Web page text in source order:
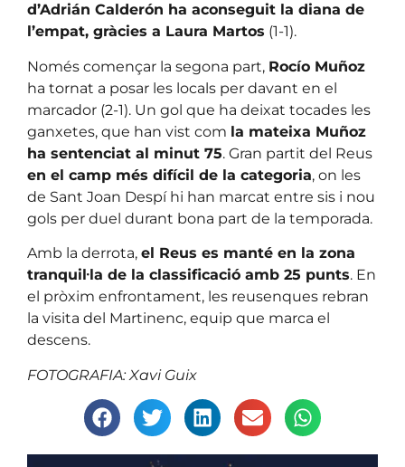
d’Adrián Calderón ha aconseguit la diana de
l’empat, gràcies a Laura Martos (1-1).
Només començar la segona part, Rocío Muñoz
ha tornat a posar les locals per davant en el
marcador (2-1). Un gol que ha deixat tocades les
ganxetes, que han vist com la mateixa Muñoz
ha sentenciat al minut 75. Gran partit del Reus
en el camp més difícil de la categoria, on les
de Sant Joan Despí hi han marcat entre sis i nou
gols per duel durant bona part de la temporada.
Amb la derrota, el Reus es manté en la zona
tranquil·la de la classificació amb 25 punts. En
el pròxim enfrontament, les reusenques rebran
la visita del Martinenc, equip que marca el
descens.
FOTOGRAFIA: Xavi Guix